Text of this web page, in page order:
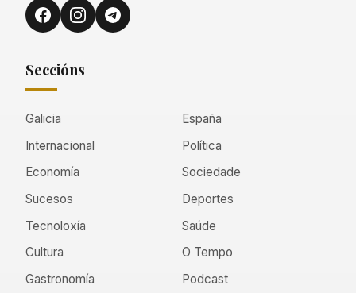
Seccións
Galicia
España
Internacional
Política
Economía
Sociedade
Sucesos
Deportes
Tecnoloxía
Saúde
Cultura
O Tempo
Gastronomía
Podcast